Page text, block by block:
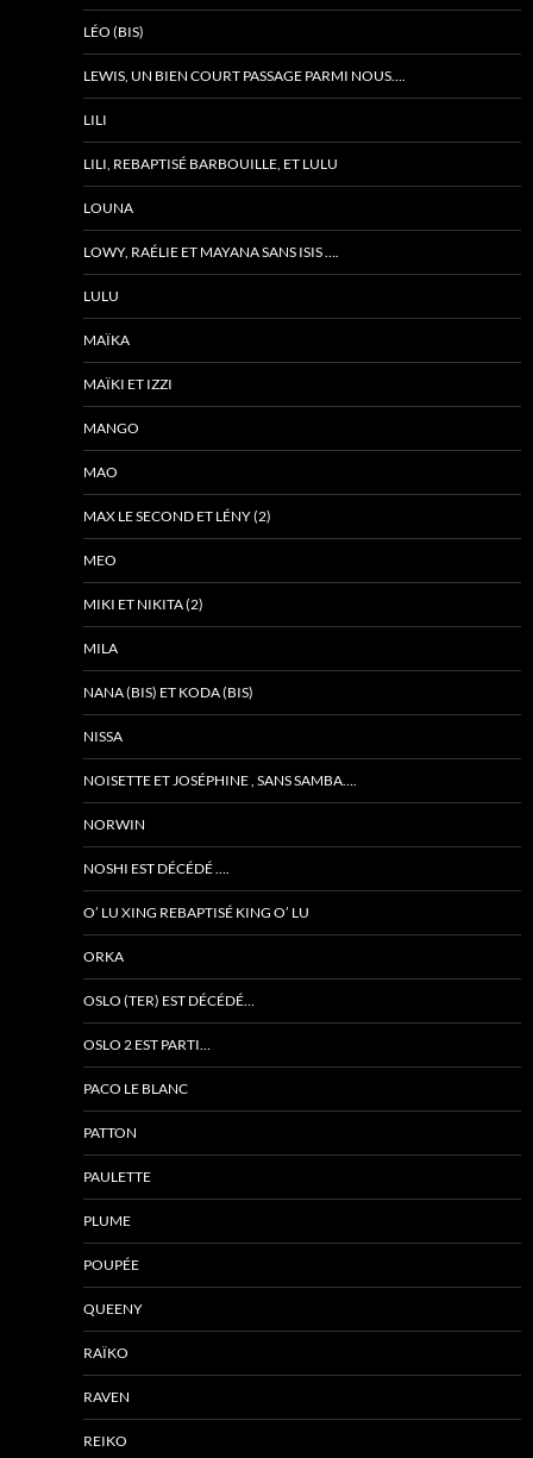
LÉO (BIS)
LEWIS, UN BIEN COURT PASSAGE PARMI NOUS….
LILI
LILI, REBAPTISÉ BARBOUILLE, ET LULU
LOUNA
LOWY, RAÉLIE ET MAYANA SANS ISIS ….
LULU
MAÏKA
MAÏKI ET IZZI
MANGO
MAO
MAX LE SECOND ET LÉNY (2)
MEO
MIKI ET NIKITA (2)
MILA
NANA (BIS) ET KODA (BIS)
NISSA
NOISETTE ET JOSÉPHINE , SANS SAMBA….
NORWIN
NOSHI EST DÉCÉDÉ ….
O’ LU XING REBAPTISÉ KING O’ LU
ORKA
OSLO (TER) EST DÉCÉDÉ…
OSLO 2 EST PARTI…
PACO LE BLANC
PATTON
PAULETTE
PLUME
POUPÉE
QUEENY
RAÏKO
RAVEN
REIKO